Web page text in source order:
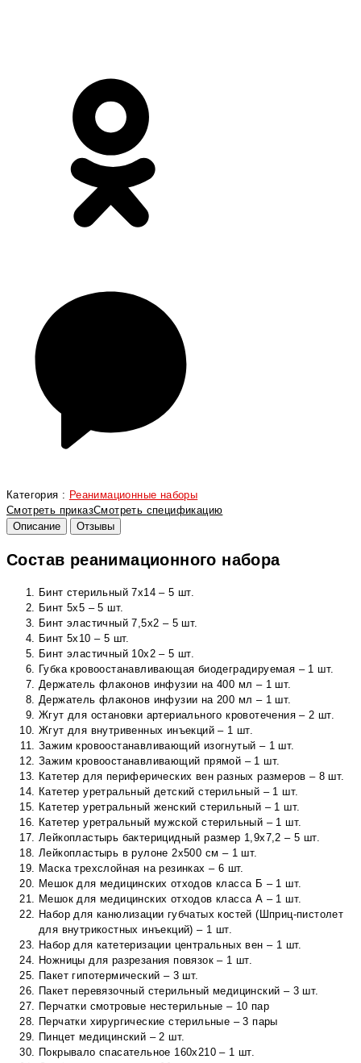
Категория : Реанимационные наборы
Смотреть приказСмотреть спецификацию
Описание
Отзывы
Состав реанимационного набора
Бинт стерильный 7х14 – 5 шт.
Бинт 5х5 – 5 шт.
Бинт эластичный 7,5х2 – 5 шт.
Бинт 5х10 – 5 шт.
Бинт эластичный 10х2 – 5 шт.
Губка кровоостанавливающая биодеградируемая – 1 шт.
Держатель флаконов инфузии на 400 мл – 1 шт.
Держатель флаконов инфузии на 200 мл – 1 шт.
Жгут для остановки артериального кровотечения – 2 шт.
Жгут для внутривенных инъекций – 1 шт.
Зажим кровоостанавливающий изогнутый – 1 шт.
Зажим кровоостанавливающий прямой – 1 шт.
Катетер для периферических вен разных размеров – 8 шт.
Катетер уретральный детский стерильный – 1 шт.
Катетер уретральный женский стерильный – 1 шт.
Катетер уретральный мужской стерильный – 1 шт.
Лейкопластырь бактерицидный размер 1,9х7,2 – 5 шт.
Лейкопластырь в рулоне 2х500 см – 1 шт.
Маска трехслойная на резинках – 6 шт.
Мешок для медицинских отходов класса Б – 1 шт.
Мешок для медицинских отходов класса А – 1 шт.
Набор для канюлизации губчатых костей (Шприц-пистолет
для внутрикостных инъекций) – 1 шт.
Набор для катетеризации центральных вен – 1 шт.
Ножницы для разрезания повязок – 1 шт.
Пакет гипотермический – 3 шт.
Пакет перевязочный стерильный медицинский – 3 шт.
Перчатки смотровые нестерильные – 10 пар
Перчатки хирургические стерильные – 3 пары
Пинцет медицинский – 2 шт.
Покрывало спасательное 160х210 – 1 шт.